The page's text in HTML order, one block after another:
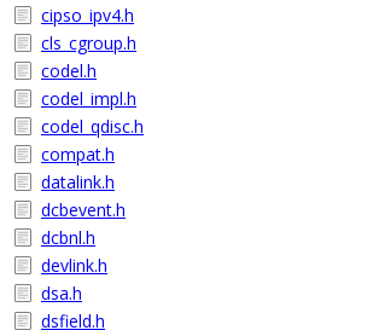
cipso_ipv4.h
cls_cgroup.h
codel.h
codel_impl.h
codel_qdisc.h
compat.h
datalink.h
dcbevent.h
dcbnl.h
devlink.h
dsa.h
dsfield.h